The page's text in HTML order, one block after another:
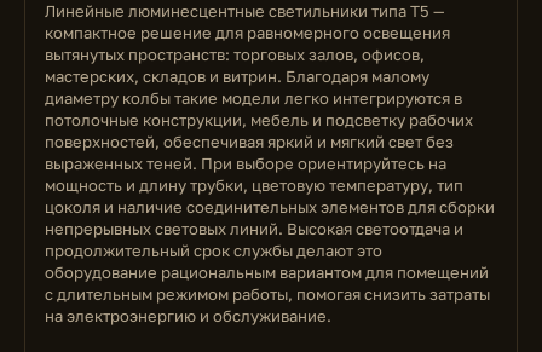
Линейные люминесцентные светильники типа T5 —
компактное решение для равномерного освещения
вытянутых пространств: торговых залов, офисов,
мастерских, складов и витрин. Благодаря малому
диаметру колбы такие модели легко интегрируются в
потолочные конструкции, мебель и подсветку рабочих
поверхностей, обеспечивая яркий и мягкий свет без
выраженных теней. При выборе ориентируйтесь на
мощность и длину трубки, цветовую температуру, тип
цоколя и наличие соединительных элементов для сборки
непрерывных световых линий. Высокая светоотдача и
продолжительный срок службы делают это
оборудование рациональным вариантом для помещений
с длительным режимом работы, помогая снизить затраты
на электроэнергию и обслуживание.